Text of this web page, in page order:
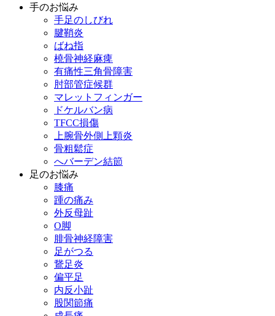
手のお悩み
手足のしびれ
腱鞘炎
ばね指
橈骨神経麻痺
有痛性三角骨障害
肘部管症候群
マレットフィンガー
ドケルバン病
TFCC損傷
上腕骨外側上顆炎
骨粗鬆症
へバーデン結節
足のお悩み
膝痛
踵の痛み
外反母趾
О脚
腓骨神経障害
足がつる
鵞足炎
偏平足
内反小趾
股関節痛